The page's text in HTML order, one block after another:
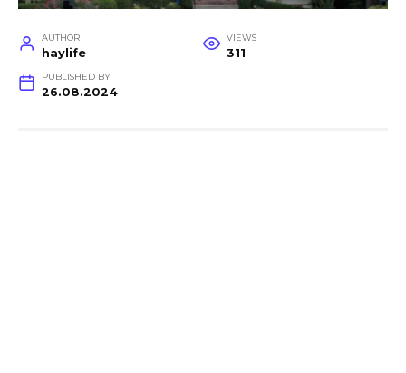
AUTHOR
haylife
VIEWS
311
PUBLISHED BY
26.08.2024